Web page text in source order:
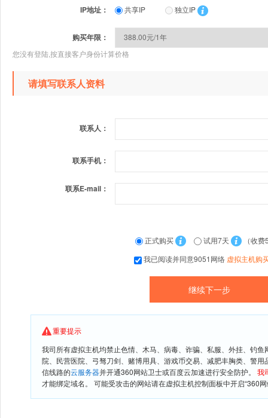
IP地址： 共享IP 独立IP
购买年限：
您没有登陆,按直接客户身份计算价格
请填写联系人资料
联系人：
联系手机：
联系E-mail：
正式购买 试用7天
（收费
我已阅读并同意9051网络 虚拟主机购
重要提示
我司所有虚拟主机均禁止色情、木马、病毒、诈骗、私服、外挂、钓
院、民营医院、弓驽刀剑、赌博用具、游戏币交易、减肥丰胸类、警
信线路的云服务器并开通360网站卫士或百度云加速进行安全防护。 我
才能绑定域名。 可能受攻击的网站请在虚拟主机控制面板中开启“360